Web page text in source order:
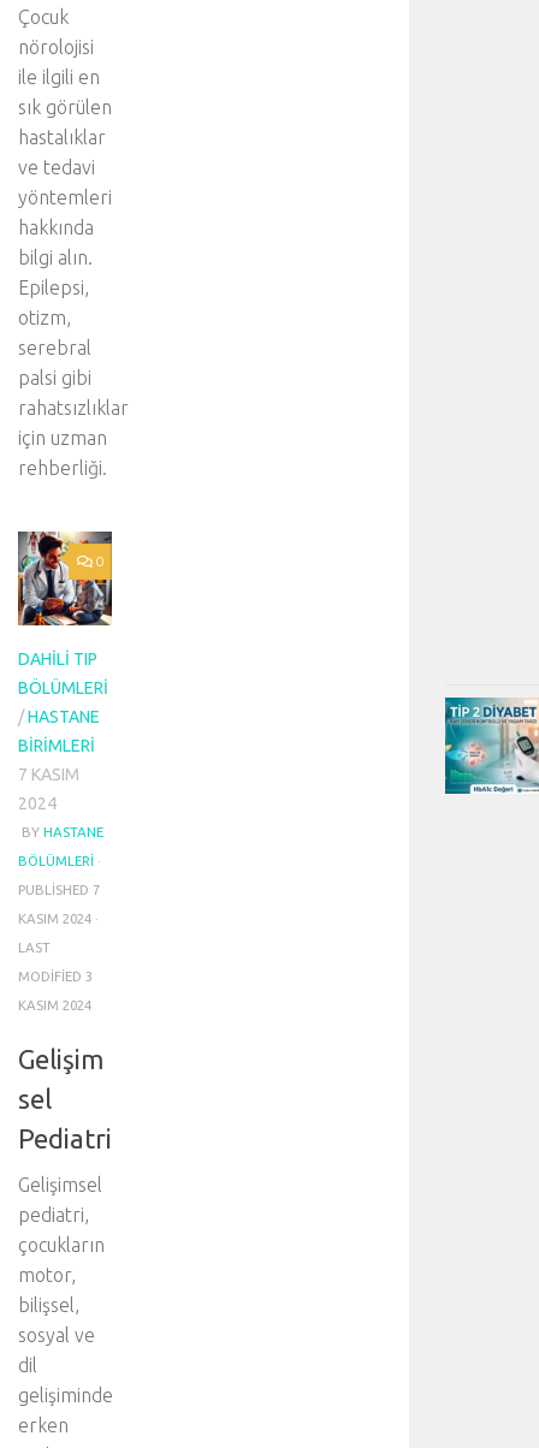
Çocuk
nörolojisi
ile ilgili en
sık görülen
hastalıklar
ve tedavi
yöntemleri
hakkında
bilgi alın.
Epilepsi,
otizm,
serebral
palsi gibi
rahatsızlıklar
için uzman
rehberliği.
0
DAHILI TIP
BÖLÜMLERI
/HASTANE
BIRIMLERI
7 KASIM
2024
BY HASTANE
BÖLÜMLERI ·
PUBLISHED 7
KASIM 2024 ·
LAST
MODIFIED 3
KASIM 2024
Gelişim
sel
Pediatri
Gelişimsel
pediatri,
çocukların
motor,
bilişsel,
sosyal ve
dil
gelişiminde
erken